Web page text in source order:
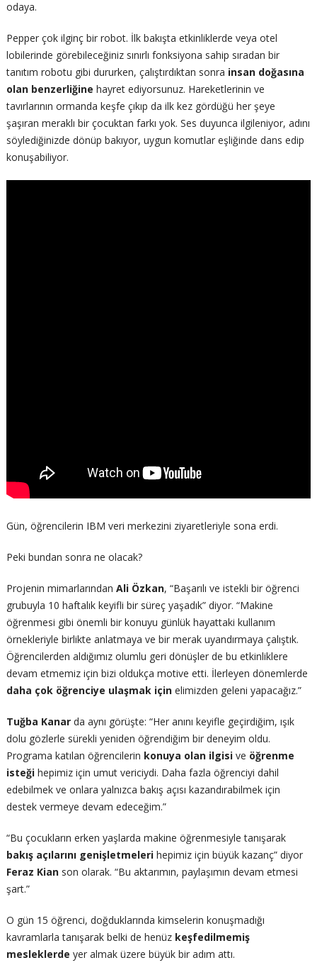
odaya.
Pepper çok ilginç bir robot. İlk bakışta etkinliklerde veya otel
lobilerinde görebileceğiniz sınırlı fonksiyona sahip sıradan bir
tanıtım robotu gibi dururken, çalıştırdıktan sonra insan doğasına
olan benzerliğine hayret ediyorsunuz. Hareketlerinin ve
tavırlarının ormanda keşfe çıkıp da ilk kez gördüğü her şeye
şaşıran meraklı bir çocuktan farkı yok. Ses duyunca ilgileniyor, adını
söylediğinizde dönüp bakıyor, uygun komutlar eşliğinde dans edip
konuşabiliyor.
Gün, öğrencilerin IBM veri merkezini ziyaretleriyle sona erdi.
Peki bundan sonra ne olacak?
Projenin mimarlarından Ali Özkan, “Başarılı ve istekli bir öğrenci
grubuyla 10 haftalık keyifli bir süreç yaşadık” diyor. “Makine
öğrenmesi gibi önemli bir konuyu günlük hayattaki kullanım
örnekleriyle birlikte anlatmaya ve bir merak uyandırmaya çalıştık.
Öğrencilerden aldığımız olumlu geri dönüşler de bu etkinliklere
devam etmemiz için bizi oldukça motive etti. İlerleyen dönemlerde
daha çok öğrenciye ulaşmak içinelimizden geleni yapacağız.”
Tuğba Kanarda aynı görüşte: “Her anını keyifle geçirdiğim, ışık
dolu gözlerle sürekli yeniden öğrendiğim bir deneyim oldu.
Programa katılan öğrencilerin konuya olan ilgisive öğrenme
isteğihepimiz için umut vericiydi. Daha fazla öğrenciyi dahil
edebilmek ve onlara yalnızca bakış açısı kazandırabilmek için
destek vermeye devam edeceğim.”
“Bu çocukların erken yaşlarda makine öğrenmesiyle tanışarak
bakış açılarını genişletmelerihepimiz için büyük kazanç” diyor
Feraz Kianson olarak. “Bu aktarımın, paylaşımın devam etmesi
şart.”
O gün 15 öğrenci, doğduklarında kimselerin konuşmadığı
kavramlarla tanışarak belki de henüz keşfedilmemiş
mesleklerde yer almak üzere büyük bir adım attı.